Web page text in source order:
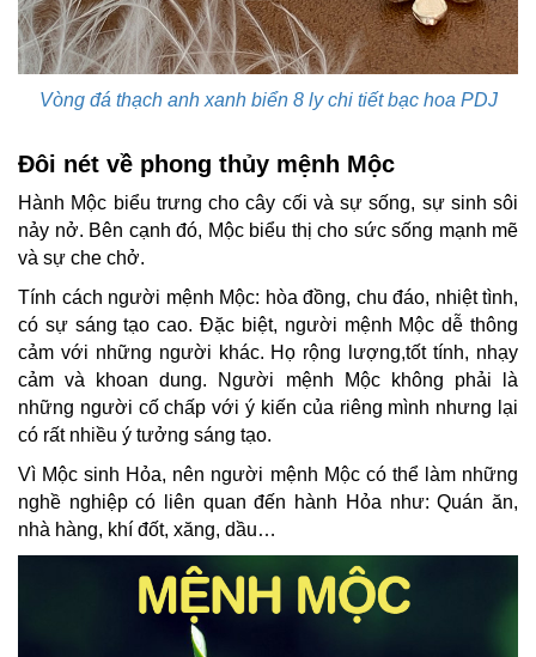
Vòng đá thạch anh xanh biển 8 ly chi tiết bạc hoa PDJ
Đôi nét về phong thủy mệnh Mộc
Hành Mộc biểu trưng cho cây cối và sự sống, sự sinh sôi
nảy nở. Bên cạnh đó, Mộc biểu thị cho sức sống mạnh mẽ
và sự che chở.
Tính cách người mệnh Mộc: hòa đồng, chu đáo, nhiệt tình,
có sự sáng tạo cao. Đặc biệt, người mệnh Mộc dễ thông
cảm với những người khác. Họ rộng lượng,tốt tính, nhạy
cảm và khoan dung. Người mệnh Mộc không phải là
những người cố chấp với ý kiến của riêng mình nhưng lại
có rất nhiều ý tưởng sáng tạo.
Vì Mộc sinh Hỏa, nên người mệnh Mộc có thể làm những
nghề nghiệp có liên quan đến hành Hỏa như: Quán ăn,
nhà hàng, khí đốt, xăng, dầu…